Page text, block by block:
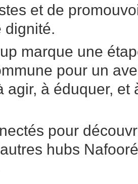
et de
dignité.
marque une
pour un
agir, à éduquer, et
pour
hubs